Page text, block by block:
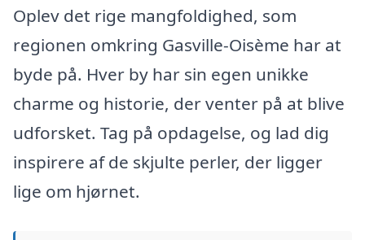
Oplev det rige mangfoldighed, som
regionen omkring Gasville-Oisème har at
byde på. Hver by har sin egen unikke
charme og historie, der venter på at blive
udforsket. Tag på opdagelse, og lad dig
inspirere af de skjulte perler, der ligger
lige om hjørnet.